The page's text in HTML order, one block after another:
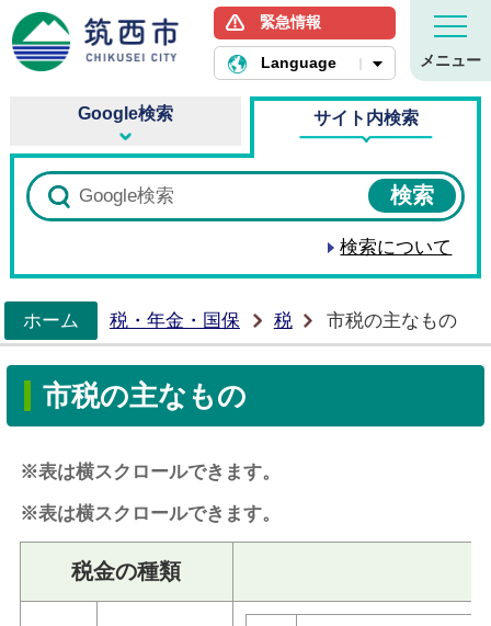
筑西市ホームページ
緊急情報
Language メニュー
Google検索 サイト内検索
検索について
ホーム
税・年金・国保 税 市税の主なもの
市税の主なもの
※表は横スクロールできます。
※表は横スクロールできます。
税金の種類